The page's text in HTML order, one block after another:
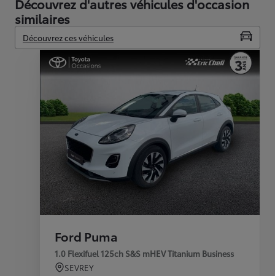
Découvrez d'autres véhicules d'occasion
similaires
Découvrez ces véhicules
Ford Puma
1.0 Flexifuel 125ch S&S mHEV Titanium Business
SEVREY